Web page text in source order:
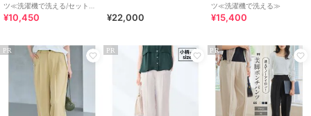
ツ≪洗濯機で洗える/セットア
ップ対応≫
¥10,450 ¥22,000
ツ≪洗濯機で洗える≫
¥15,400
PR PR PR